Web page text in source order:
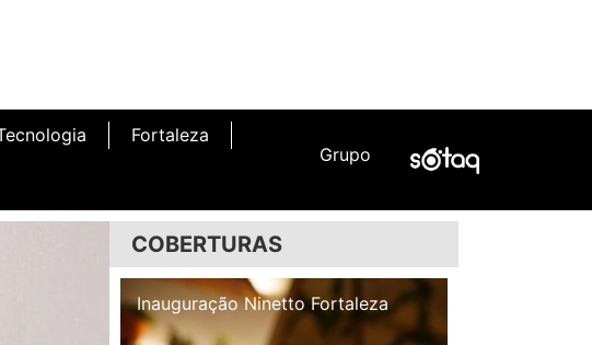
Fortaleza
Grupo
COBERTURAS
Inauguração Illa Café